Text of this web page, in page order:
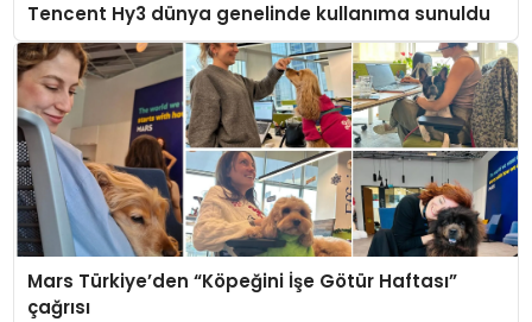
Tencent Hy3 dünya genelinde kullanıma sunuldu
Mars Türkiye’den “Köpeğini İşe Götür Haftası”
çağrısı